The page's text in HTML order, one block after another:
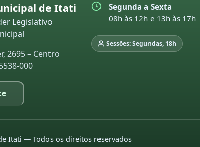
de Itati
Legislativo
2695 – Centro
000
Segunda a Sexta
08h às 12h e 13h às 17h
Sessões: Segundas, 18h
Itati — Todos os direitos reservados